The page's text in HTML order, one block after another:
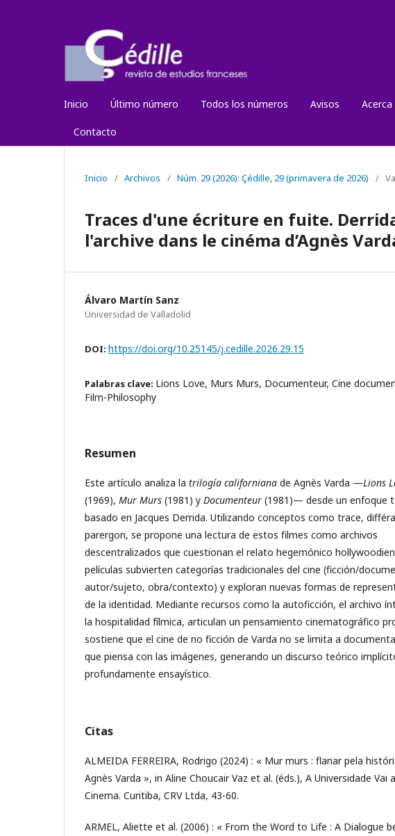
Inicio Último número Todos los números Avisos Acerca
Contacto
Inicio / Archivos / Núm. 29 (2026): Çédille, 29 (primavera de 2026) /
Traces d'une écriture en fuite.
l'archive dans le cinéma d’Agnès
Álvaro Martín Sanz
Universidad de Valladolid
DOI: https://doi.org/10.25145/j.cedille.2026.29.15
Palabras clave: Lions Love, Murs Murs, Documenteur, Cine
Film-Philosophy
Resumen
Este artículo analiza la trilogía californiana de Agnès Varda —Lions
(1969), Mur Murs (1981) y Documenteur (1981)— desde un enfoque
basado en Jacques Derrida. Utilizando conceptos como trace,
parergon, se propone una lectura de estos filmes como archivos
descentralizados que cuestionan el relato hegemónico
películas subvierten categorías tradicionales del cine (ficción/
autor/sujeto, obra/contexto) y exploran nuevas formas de
de la identidad. Mediante recursos como la autoficción, el archivo
la hospitalidad fílmica, articulan un pensamiento cinematográfico
sostiene que el cine de no ficción de Varda no se limita a
que piensa con las imágenes, generando un discurso teórico
profundamente ensayístico.
Citas
ALMEIDA FERREIRA, Rodrigo (2024) : « Mur murs : flanar pela
Agnès Varda », in Aline Choucair Vaz et al. (éds.), A Universidade Vai
Cinema. Curitiba, CRV Ltda, 43-60.
ARMEL, Aliette et al. (2006) : « From the Word to Life : A Dialogue